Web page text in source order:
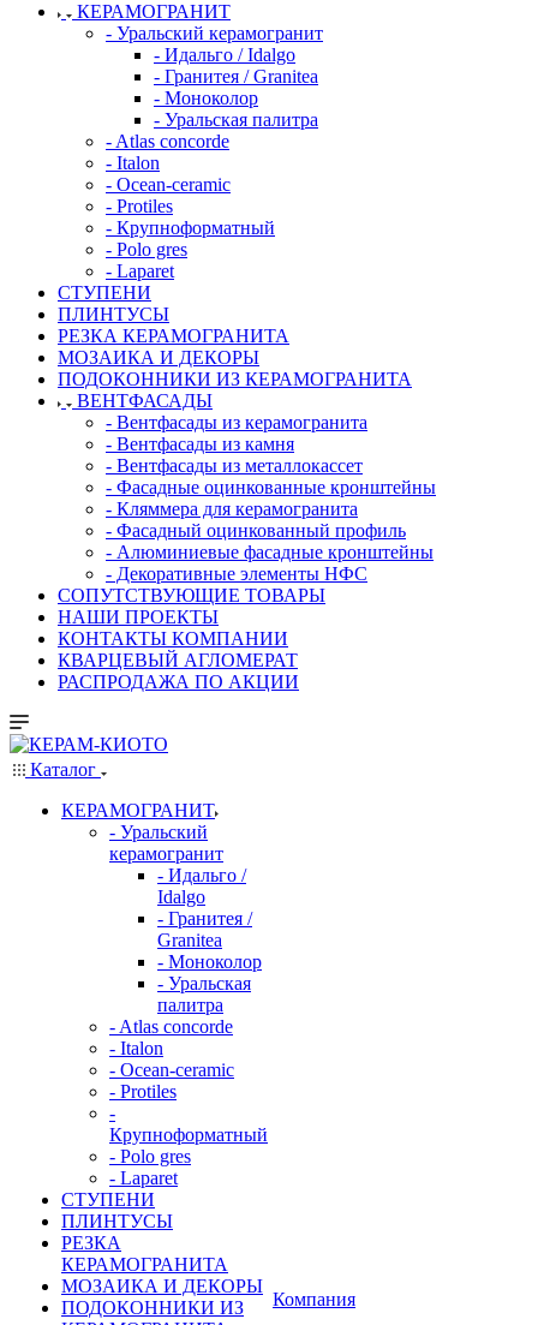
КЕРАМОГРАНИТ
- Уральский керамогранит
- Идальго / Idalgo
- Гранитея / Granitea
- Моноколор
- Уральская палитра
- Atlas concorde
- Italon
- Ocean-ceramic
- Protiles
- Крупноформатный
- Polo gres
- Laparet
СТУПЕНИ
ПЛИНТУСЫ
РЕЗКА КЕРАМОГРАНИТА
МОЗАИКА И ДЕКОРЫ
ПОДОКОННИКИ ИЗ КЕРАМОГРАНИТА
ВЕНТФАСАДЫ
- Вентфасады из керамогранита
- Вентфасады из камня
- Вентфасады из металлокассет
- Фасадные оцинкованные кронштейны
- Кляммера для керамогранита
- Фасадный оцинкованный профиль
- Алюминиевые фасадные кронштейны
- Декоративные элементы НФС
СОПУТСТВУЮЩИЕ ТОВАРЫ
НАШИ ПРОЕКТЫ
КОНТАКТЫ КОМПАНИИ
КВАРЦЕВЫЙ АГЛОМЕРАТ
РАСПРОДАЖА ПО АКЦИИ
Каталог
КЕРАМОГРАНИТ
- Уральский
керамогранит
- Идальго /
Idalgo
- Гранитея /
Granitea
- Моноколор
- Уральская
палитра
- Atlas concorde
- Italon
- Ocean-ceramic
- Protiles
-
Крупноформатный
- Polo gres
- Laparet
СТУПЕНИ
ПЛИНТУСЫ
РЕЗКА
КЕРАМОГРАНИТА
МОЗАИКА И ДЕКОРЫ
ПОДОКОННИКИ ИЗ
Компания